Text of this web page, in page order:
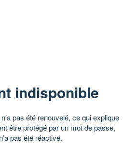
indisponible
pas été renouvelé, ce qui explique
être protégé par un mot de passe,
pas été réactivé.